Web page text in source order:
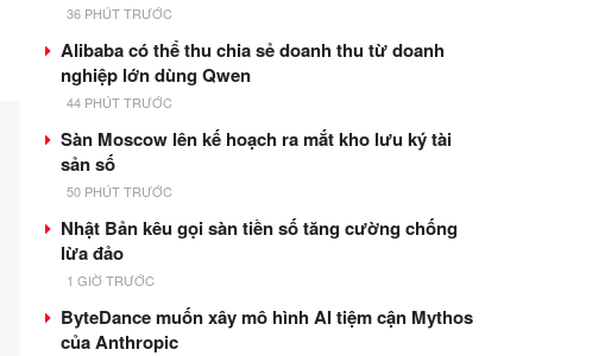
36 PHÚT TRƯỚC
Alibaba có thể thu chia sẻ doanh thu từ doanh
nghiệp lớn dùng Qwen
44 PHÚT TRƯỚC
Sàn Moscow lên kế hoạch ra mắt kho lưu ký tài
sản số
50 PHÚT TRƯỚC
Nhật Bản kêu gọi sàn tiền số tăng cường chống
lừa đảo
1 GIỜ TRƯỚC
ByteDance muốn xây mô hình AI tiệm cận Mythos
của Anthropic